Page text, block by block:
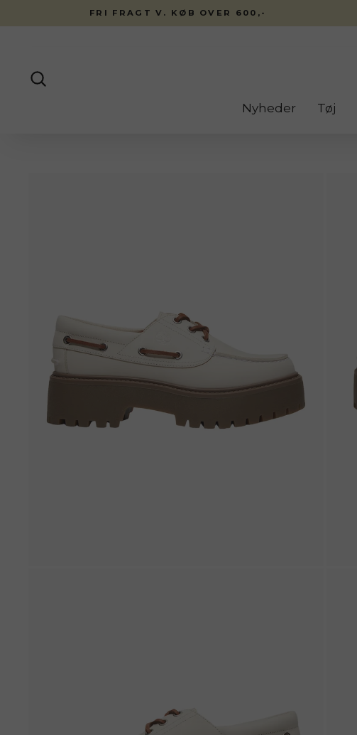
til
FRI FRAGT V. KØB OVER 600,-
Nyheder Tøj